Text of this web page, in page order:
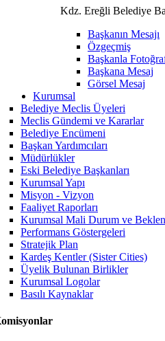
Kdz. Ereğli Belediye
Başkanın Mesajı
Özgeçmiş
Başkanla
Başkana Mesaj
Görsel Mesaj
Kurumsal
Belediye Meclis Üyeleri
Meclis Gündemi ve Kararlar
Belediye Encümeni
Başkan Yardımcıları
Müdürlükler
Eski Belediye Başkanları
Kurumsal Yapı
Misyon - Vizyon
Faaliyet Raporları
Kurumsal Mali Durum ve
Performans Göstergeleri
Stratejik Plan
Kardeş Kentler (Sister Cities)
Üyelik Bulunan Birlikler
Kurumsal Logolar
Basılı Kaynaklar